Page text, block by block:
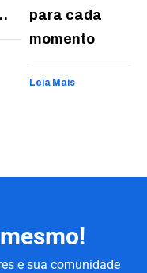
para cada
momento
Leia Mais
e sua comunidade